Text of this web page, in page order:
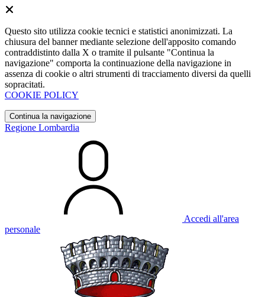
Questo sito utilizza cookie tecnici e statistici anonimizzati. La
chiusura del banner mediante selezione dell'apposito comando
contraddistinto dalla X o tramite il pulsante "Continua la
navigazione" comporta la continuazione della navigazione in
assenza di cookie o altri strumenti di tracciamento diversi da quelli
sopracitati.
COOKIE POLICY
Continua la navigazione
Regione Lombardia
Accedi all'area
personale